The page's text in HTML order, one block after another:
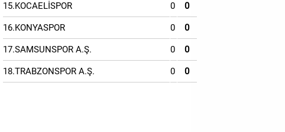
15.KOCAELİSPOR 0 0
16.KONYASPOR 0 0
17.SAMSUNSPOR A.Ş. 0 0
18.TRABZONSPOR A.Ş. 0 0